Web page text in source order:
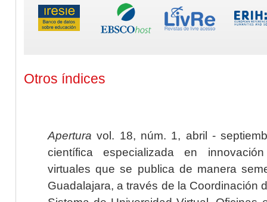
Otros índices
Apertura vol. 18, núm. 1, abril -
científica especializada en
virtuales que se publica de manera
Guadalajara, a través de la Coordinación